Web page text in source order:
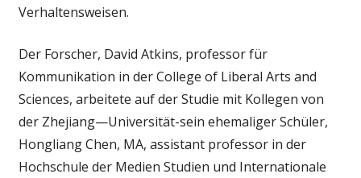
Verhaltensweisen.
Der Forscher, David Atkins, professor für
Kommunikation in der College of Liberal Arts and
Sciences, arbeitete auf der Studie mit Kollegen von
der Zhejiang—Universität-sein ehemaliger Schüler,
Hongliang Chen, MA, assistant professor in der
Hochschule der Medien Studien und Internationale